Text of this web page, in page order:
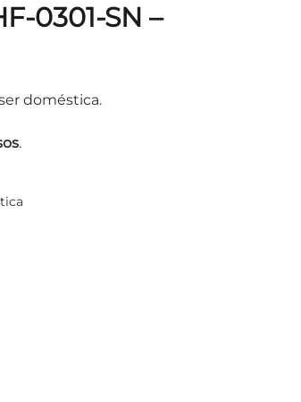
0301-SN –
doméstica.
.